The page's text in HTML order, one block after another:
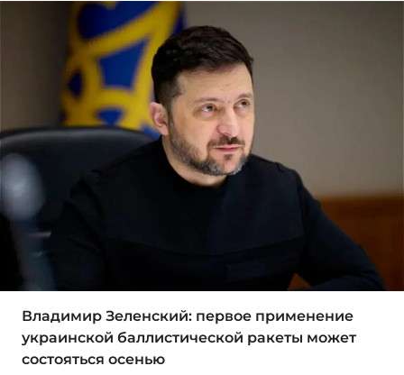
Владимир Зеленский: первое применение
украинской баллистической ракеты может
состояться осенью